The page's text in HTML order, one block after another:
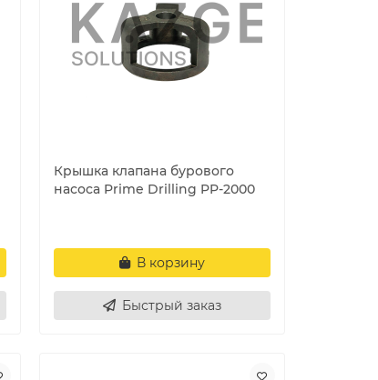
Крышка клапана бурового
насоса Prime Drilling PP-2000
В корзину
Быстрый заказ